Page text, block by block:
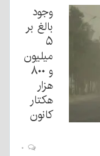
وجود
بالغ بر
۵
میلیون
و ۸۰۰
هزار
هکتار
کانون